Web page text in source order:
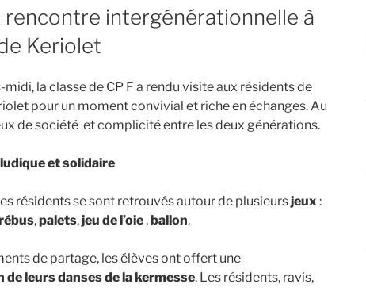
rencontre intergénérationnelle à
Keriolet
la classe de CP F a rendu visite aux résidents de
pour un moment convivial et riche en échanges. Au
de société et complicité entre les deux générations.
et solidaire
résidents se sont retrouvés autour de plusieursjeux:
,palets,jeu de l’oie , ballon.
de partage, les élèves ont offert une
leurs danses de la kermesse. Les résidents, ravis,